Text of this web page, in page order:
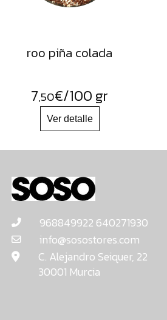
roo piña colada
7,50€/100 gr
968849922 640271930
info@sosostores.com
C. Alejandro Seiquer, 22
30001 Murcia